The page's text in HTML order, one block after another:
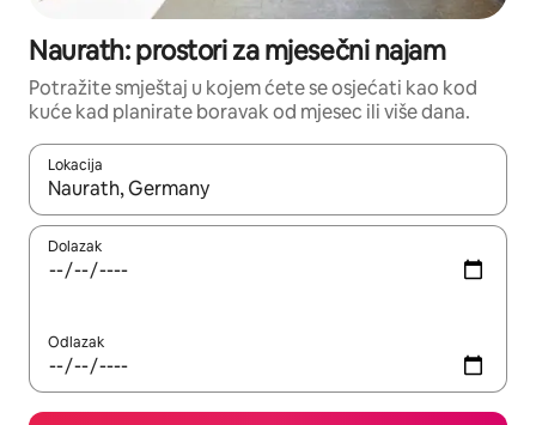
Naurath: prostori za mjesečni najam
Potražite smještaj u kojem ćete se osjećati kao kod
kuće kad planirate boravak od mjesec ili više dana.
Lokacija
Kada budu dostupni rezultati, moći ćete ih pregledati
Dolazak
Odlazak